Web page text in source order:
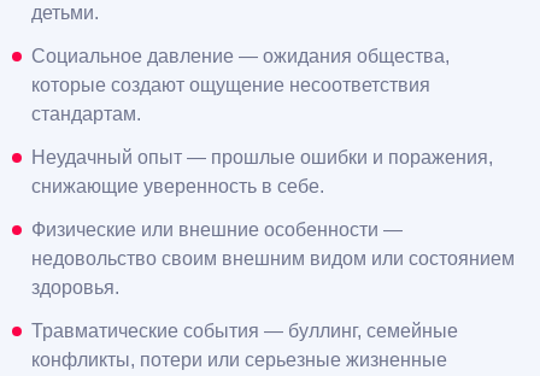
детьми.
Социальное давление — ожидания общества,
которые создают ощущение несоответствия
стандартам.
Неудачный опыт — прошлые ошибки и поражения,
снижающие уверенность в себе.
Физические или внешние особенности —
недовольство своим внешним видом или состоянием
здоровья.
Травматические события — буллинг, семейные
конфликты, потери или серьезные жизненные